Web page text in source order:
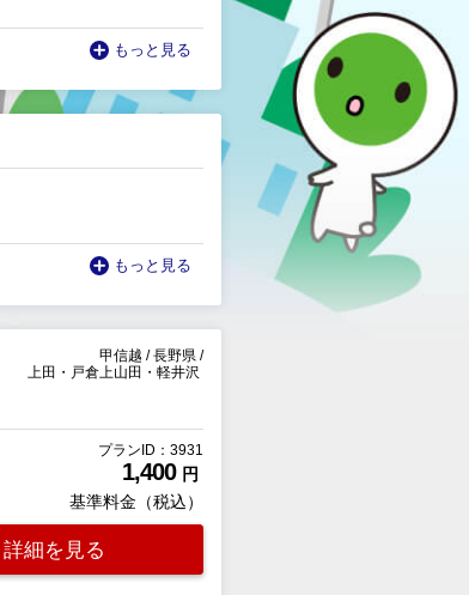
もっと見る
もっと見る
甲信越 / 長野県 /
上田・戸倉上山田・軽井沢
プランID：3931
1,400 円
基準料金（税込）
詳細を見る